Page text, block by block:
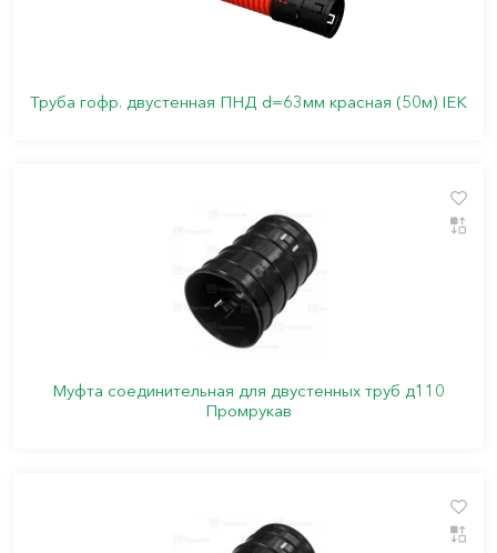
Труба гофр. двустенная ПНД d=63мм красная (50м) IEK
Муфта соединительная для двустенных труб д110
Промрукав